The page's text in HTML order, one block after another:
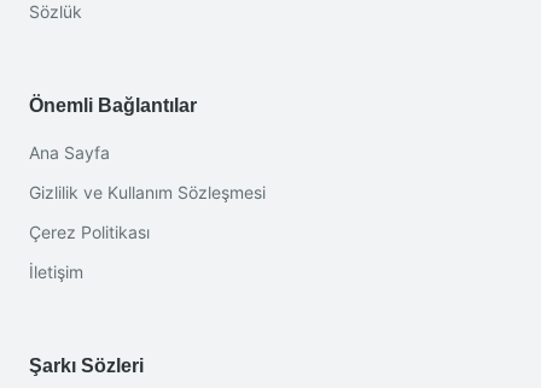
Sözlük
Önemli Bağlantılar
Ana Sayfa
Gizlilik ve Kullanım Sözleşmesi
Çerez Politikası
İletişim
Şarkı Sözleri